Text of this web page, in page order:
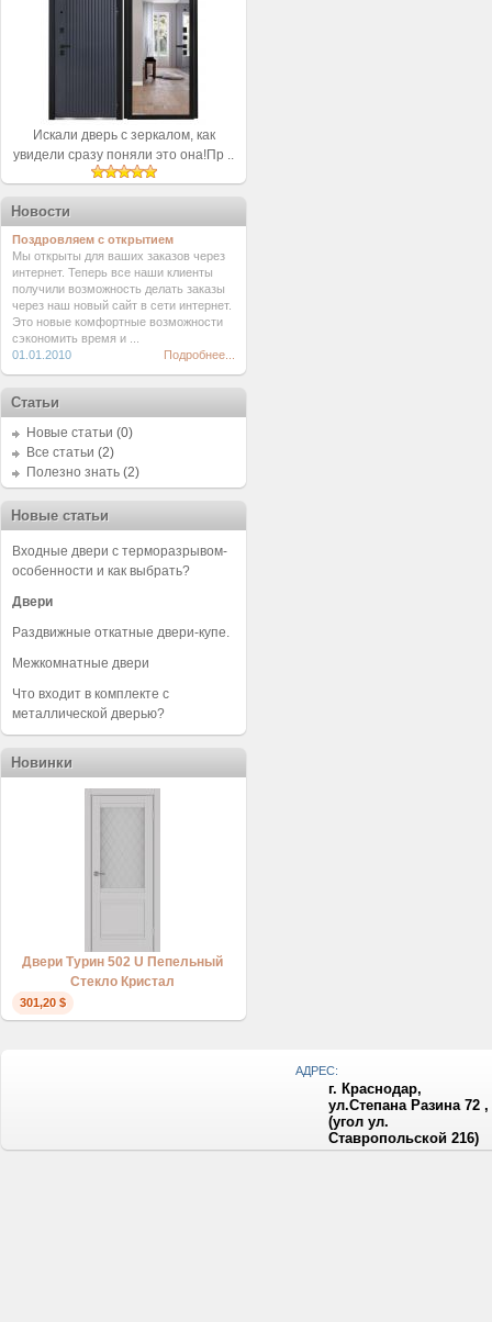
Искали дверь с зеркалом, как
увидели сразу поняли это она!Пр ..
Новости
Поздровляем с открытием
Мы открыты для ваших заказов через
интернет. Теперь все наши клиенты
получили возможность делать заказы
через наш новый сайт в сети интернет.
Это новые комфортные возможности
сэкономить время и ...
01.01.2010
Подробнее...
Статьи
Новые статьи (0)
Все статьи (2)
Полезно знать (2)
Новые статьи
Входные двери с терморазрывом-
особенности и как выбрать?
Двери
Раздвижные откатные двери-купе.
Межкомнатные двери
Что входит в комплекте с
металлической дверью?
Новинки
Двери Турин 502 U Пепельный
Стекло Кристал
301,20 $
АДРЕС:
г. Краснодар,
ул.Степана Разина 72 ,
(угол ул.
Ставропольской 216)